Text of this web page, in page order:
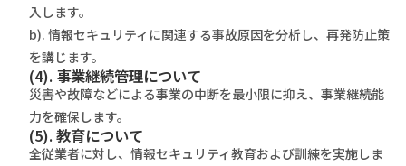
⼊します。
b). 情報セキュリティに関連する事故原因を分析し、再発防⽌策
を講じます。
(4). 事業継続管理について
災害や故障などによる事業の中断を最⼩限に抑え、事業継続能
⼒を確保します。
(5). 教育について
全従業者に対し、情報セキュリティ教育および訓練を実施しま